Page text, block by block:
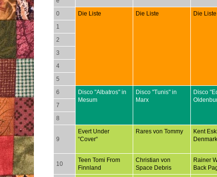
0 Die Liste Die Liste
Die Liste
1
2
3
4
5
6
Disco "Albatros" in
Mesum
Disco "Tunis" in
Marx
Disco
7
8
9
Evert Under
“Cover“
Rares von Tommy
Kent
Denmark
10
Teen Tomi From
Finnland
Christian von
Space Debris
Rainer
Back